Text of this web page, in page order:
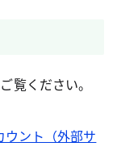
覧ください。
ント（外部サ